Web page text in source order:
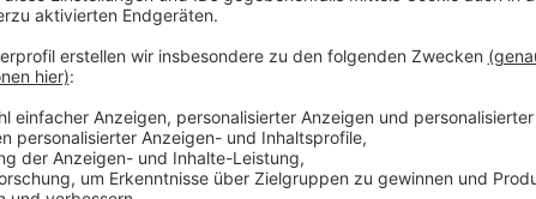
Anzeige
Das ist der Atzeventskalender
Anzeige